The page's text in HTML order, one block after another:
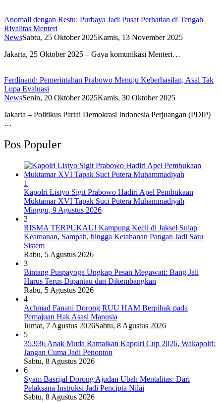
Anomali dengan Restu: Purbaya Jadi Pusat Perhatian di Tengah
Rivalitas Menteri
NewsSabtu, 25 Oktober 2025Kamis, 13 November 2025
Jakarta, 25 Oktober 2025 – Gaya komunikasi Menteri…
Ferdinand: Pemerintahan Prabowo Menuju Keberhasilan, Asal Tak
Lupa Evaluasi
NewsSenin, 20 Oktober 2025Kamis, 30 Oktober 2025
Jakarta – Politikus Partai Demokrasi Indonesia Perjuangan (PDIP)
…
Pos Populer
1
Kapolri Listyo Sigit Prabowo Hadiri Apel Pembukaan
Muktamar XVI Tapak Suci Putera Muhammadiyah
Minggu, 9 Agustus 2026
2
RISMA TERPUKAU! Kampung Kecil di Jaksel Sulap
Keamanan, Sampah, hingga Ketahanan Pangan Jadi Satu
Sistem
Rabu, 5 Agustus 2026
3
Bintang Puspayoga Ungkap Pesan Megawati: Bang Jali
Harus Terus Dipantau dan Dikembangkan
Rabu, 5 Agustus 2026
4
Achmad Fanani Dorong RUU HAM Berpihak pada
Pemajuan Hak Asasi Manusia
Jumat, 7 Agustus 2026Sabtu, 8 Agustus 2026
5
35.936 Anak Muda Ramaikan Kapolri Cup 2026, Wakapolri:
Jangan Cuma Jadi Penonton
Sabtu, 8 Agustus 2026
6
Syam Basrijal Dorong Ajudan Ubah Mentalitas: Dari
Pelaksana Instruksi Jadi Pencipta Nilai
Sabtu, 8 Agustus 2026